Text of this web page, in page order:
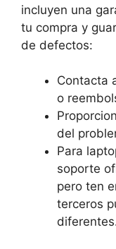
incluyen una
tu compra y
de defectos:
Contacta
o
del
Para
soporte
pero ten
terceros